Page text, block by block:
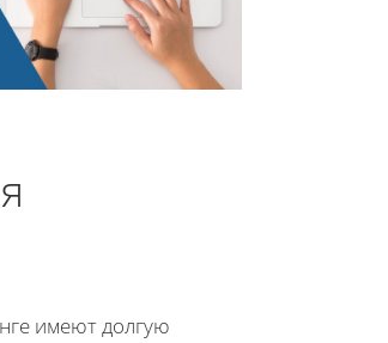
имеют долгую